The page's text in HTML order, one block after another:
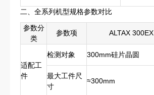
二、全系列机型规格参数对比
参数分
类
参数项 ALTAX 300EX
适配工
件
检测对象 300mm硅片晶圆
最大工件尺
寸
≈300mm